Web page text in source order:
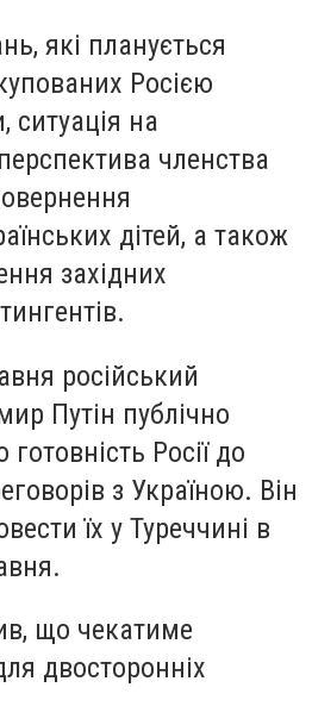
які планується
Росією
ситуація на
членства
дітей, а також
західних
російський
Путін публічно
Росії до
з Україною. Він
їх у Туреччині в
що чекатиме
двосторонніх